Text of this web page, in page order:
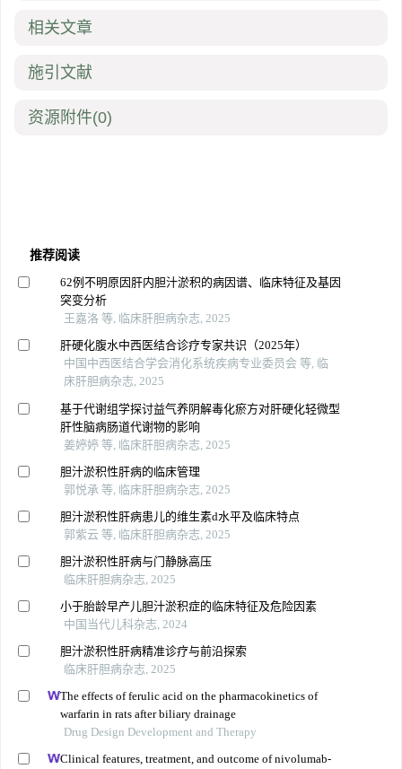
相关文章
施引文献
资源附件(0)
推荐阅读
62例不明原因肝内胆汁淤积的病因谱、临床特征及基因
突变分析
王嘉洛 等, 临床肝胆病杂志, 2025
肝硬化腹水中西医结合诊疗专家共识（2025年）
中国中西医结合学会消化系统疾病专业委员会 等, 临
床肝胆病杂志, 2025
基于代谢组学探讨益气养阴解毒化瘀方对肝硬化轻微型
肝性脑病肠道代谢物的影响
姜婷婷 等, 临床肝胆病杂志, 2025
胆汁淤积性肝病的临床管理
郭悦承 等, 临床肝胆病杂志, 2025
胆汁淤积性肝病患儿的维生素d水平及临床特点
郭紫云 等, 临床肝胆病杂志, 2025
胆汁淤积性肝病与门静脉高压
临床肝胆病杂志, 2025
小于胎龄早产儿胆汁淤积症的临床特征及危险因素
中国当代儿科杂志, 2024
胆汁淤积性肝病精准诊疗与前沿探索
临床肝胆病杂志, 2025
The effects of ferulic acid on the pharmacokinetics of
warfarin in rats after biliary drainage
Drug Design Development and Therapy
Clinical features, treatment, and outcome of nivolumab-